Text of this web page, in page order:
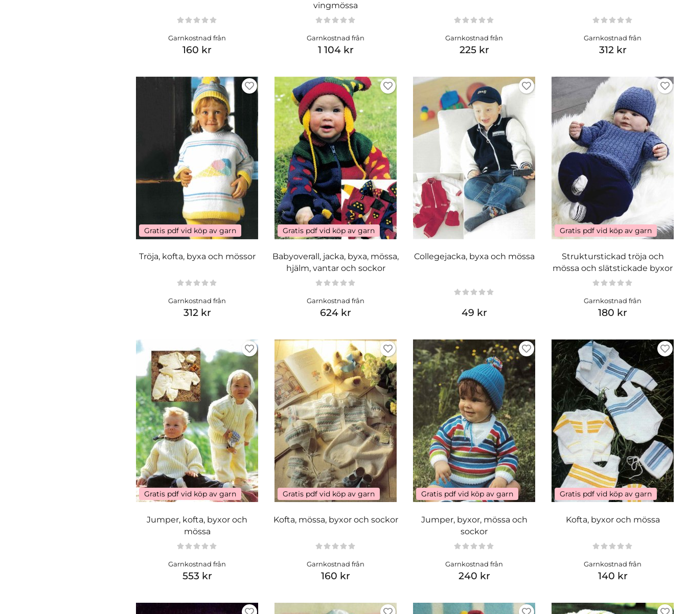
Garnkostnad från
160 kr
vingmössa
Garnkostnad från
1 104 kr
Garnkostnad från
225 kr
Garnkostnad från
312 kr
Gratis pdf vid köp av garn
Tröja, kofta, byxa och mössor
Garnkostnad från
312 kr
Gratis pdf vid köp av garn
Babyoverall, jacka, byxa, mössa,
hjälm, vantar och sockor
Garnkostnad från
624 kr
Collegejacka, byxa och mössa
49 kr
Gratis pdf vid köp av garn
Strukturstickad tröja och
mössa och slätstickade byxor
Garnkostnad från
180 kr
Gratis pdf vid köp av garn
Jumper, kofta, byxor och
mössa
Garnkostnad från
553 kr
Gratis pdf vid köp av garn
Kofta, mössa, byxor och sockor
Garnkostnad från
160 kr
Gratis pdf vid köp av garn
Jumper, byxor, mössa och
sockor
Garnkostnad från
240 kr
Gratis pdf vid köp av garn
Kofta, byxor och mössa
Garnkostnad från
140 kr